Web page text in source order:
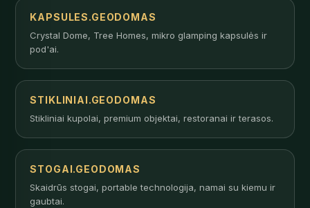
KAPSULES.GEODOMAS
Crystal Dome, Tree Homes, mikro glamping kapsulės ir
pod'ai.
STIKLINIAI.GEODOMAS
Stikliniai kupolai, premium objektai, restoranai ir terasos.
STOGAI.GEODOMAS
Skaidrūs stogai, portable technologija, namai su kiemu ir
gaubtai.